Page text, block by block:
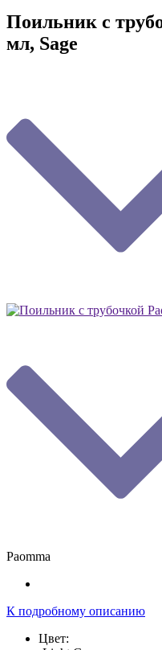
Поильник с
мл, Sage
Paomma
К подробному описанию
Цвет: